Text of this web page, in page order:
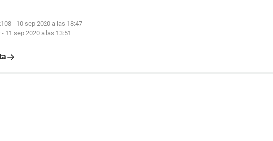
- 10 sep 2020 a las 18:47
- 11 sep 2020 a las 13:51